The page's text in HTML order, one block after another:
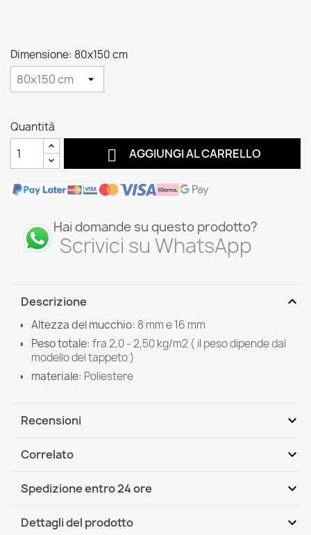
Dimensione: 80x150 cm
Quantità
 AGGIUNGI AL CARRELLO
Hai domande su questo prodotto?
Scrivici su WhatsApp
Descrizione expand_more
Altezza del mucchio: 8 mm e 16 mm
Peso totale: fra 2,0 - 2,50 kg/m2 ( il peso dipende dal
modello del tappeto )
materiale: Poliestere
Recensioni expand_more
Correlato expand_more
Spedizione entro 24 ore expand_more
DHL / GLS International
Dettagli del prodotto expand_more